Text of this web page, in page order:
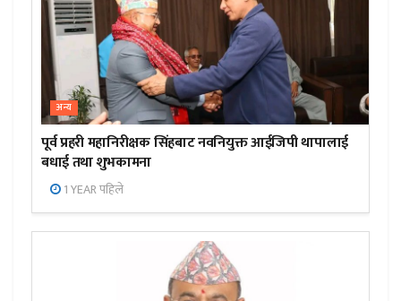
अन्य
पूर्व प्रहरी महानिरीक्षक सिंहबाट नवनियुक्त आईजिपी थापालाई
बधाई तथा शुभकामना
1 YEAR पहिले